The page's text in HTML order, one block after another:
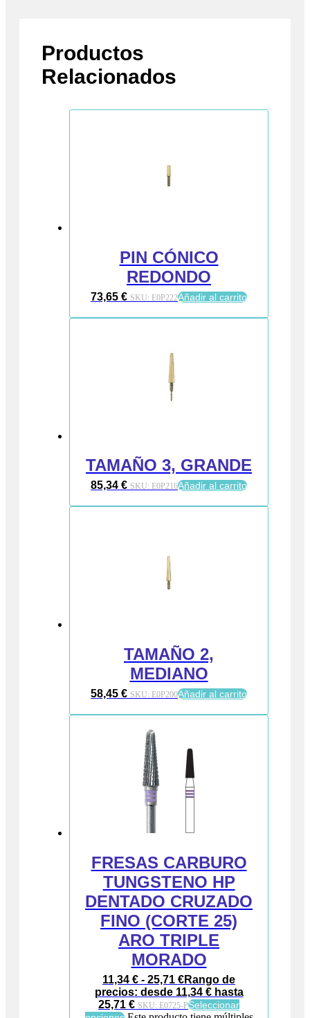
Productos
Relacionados
PIN CÓNICO
REDONDO
73,65 € SKU: E0P222Añadir al carrito
TAMAÑO 3, GRANDE
85,34 € SKU: E0P216Añadir al carrito
TAMAÑO 2,
MEDIANO
58,45 € SKU: E0P200Añadir al carrito
FRESAS CARBURO
TUNGSTENO HP
DENTADO CRUZADO
FINO (CORTE 25)
ARO TRIPLE
MORADO
11,34 € - 25,71 €Rango de
precios: desde 11,34 € hasta
25,71 € SKU: E0725-PSeleccionar